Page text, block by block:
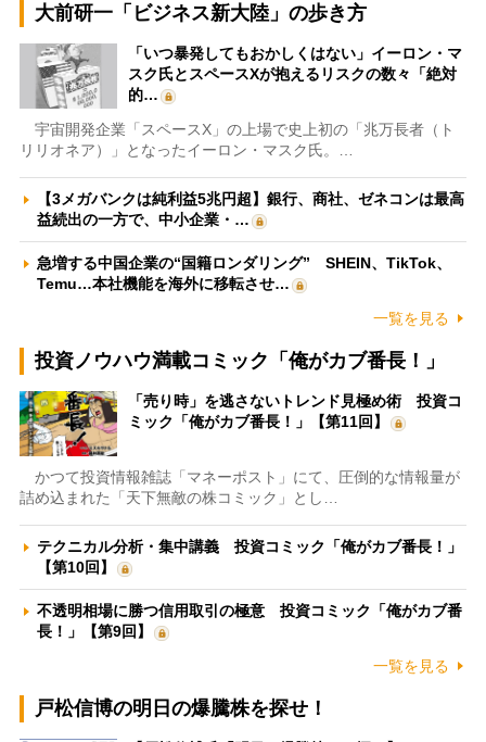
大前研一「ビジネス新大陸」の歩き方
「いつ暴発してもおかしくはない」イーロン・マ
スク氏とスペースXが抱えるリスクの数々「絶対
的…
宇宙開発企業「スペースX」の上場で史上初の「兆万長者（ト
リリオネア）」となったイーロン・マスク氏。…
【3メガバンクは純利益5兆円超】銀行、商社、ゼネコンは最高
益続出の一方で、中小企業・…
急増する中国企業の“国籍ロンダリング” SHEIN、TikTok、
Temu…本社機能を海外に移転させ…
一覧を見る
投資ノウハウ満載コミック「俺がカブ番長！」
「売り時」を逃さないトレンド見極め術 投資コ
ミック「俺がカブ番長！」【第11回】
かつて投資情報雑誌「マネーポスト」にて、圧倒的な情報量が
詰め込まれた「天下無敵の株コミック」とし…
テクニカル分析・集中講義 投資コミック「俺がカブ番長！」
【第10回】
不透明相場に勝つ信用取引の極意 投資コミック「俺がカブ番
長！」【第9回】
一覧を見る
戸松信博の明日の爆騰株を探せ！